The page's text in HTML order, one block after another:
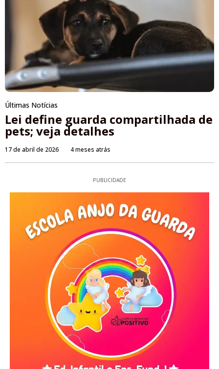
Últimas Notícias
Lei define guarda compartilhada de
pets; veja detalhes
17 de abril de 2026 4 meses atrás
PUBLICIDADE